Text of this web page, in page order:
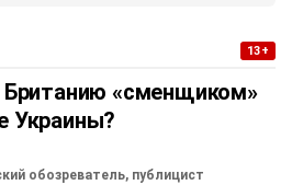
13+
Британию «сменщиком»
Украины?
обозреватель, публицист